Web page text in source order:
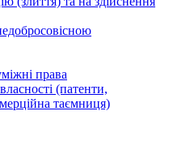
права
(патенти,
таємниця)